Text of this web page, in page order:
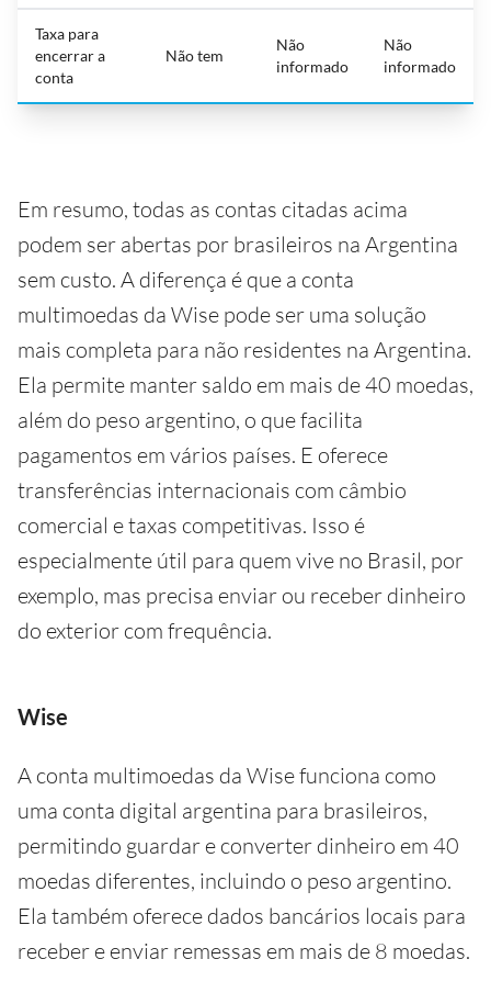
Taxa para
encerrar a
conta
Não tem
Não
informado
Não
informado
Em resumo, todas as contas citadas acima
podem ser abertas por brasileiros na Argentina
sem custo. A diferença é que a conta
multimoedas da Wise pode ser uma solução
mais completa para não residentes na Argentina.
Ela permite manter saldo em mais de 40 moedas,
além do peso argentino, o que facilita
pagamentos em vários países. E oferece
transferências internacionais com câmbio
comercial e taxas competitivas. Isso é
especialmente útil para quem vive no Brasil, por
exemplo, mas precisa enviar ou receber dinheiro
do exterior com frequência.
Wise
A conta multimoedas da Wise funciona como
uma conta digital argentina para brasileiros,
permitindo guardar e converter dinheiro em 40
moedas diferentes, incluindo o peso argentino.
Ela também oferece dados bancários locais para
receber e enviar remessas em mais de 8 moedas.